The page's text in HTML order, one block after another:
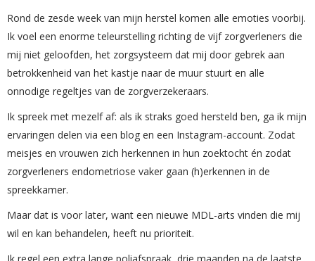
Rond de zesde week van mijn herstel komen alle emoties voorbij.
Ik voel een enorme teleurstelling richting de vijf zorgverleners die
mij niet geloofden, het zorgsysteem dat mij door gebrek aan
betrokkenheid van het kastje naar de muur stuurt en alle
onnodige regeltjes van de zorgverzekeraars.
Ik spreek met mezelf af: als ik straks goed hersteld ben, ga ik mijn
ervaringen delen via een blog en een Instagram-account. Zodat
meisjes en vrouwen zich herkennen in hun zoektocht én zodat
zorgverleners endometriose vaker gaan (h)erkennen in de
spreekkamer.
Maar dat is voor later, want een nieuwe MDL-arts vinden die mij
wil en kan behandelen, heeft nu prioriteit.
Ik regel een extra lange poliafspraak, drie maanden na de laatste